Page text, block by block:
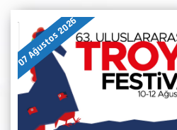
07 Ağustos 2026